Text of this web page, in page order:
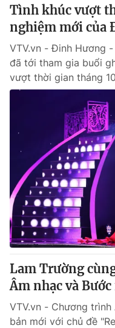
Tình khúc vượt
nghiệm mới của
VTV.vn - Đinh Hương
đã tới tham gia buổi
vượt thời gian tháng
Lam Trường
Âm nhạc và
VTV.vn - Chương
bản mới với chủ đề